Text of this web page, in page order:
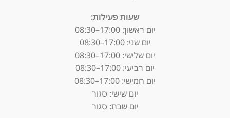
שעות פעילות:
יום ראשון: 17:00–08:30
יום שני: 17:00–08:30
יום שלישי: 17:00–08:30
יום רביעי: 17:00–08:30
יום חמישי: 17:00–08:30
יום שישי: סגור
יום שבת: סגור